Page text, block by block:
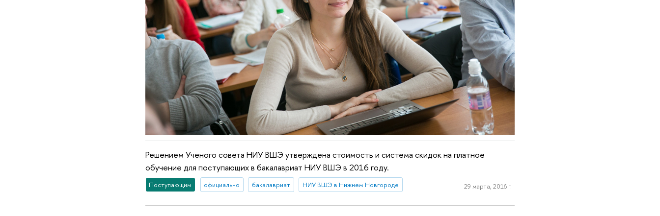
Решением Ученого совета НИУ ВШЭ утверждена стоимость и система скидок на платное
обучение для поступающих в бакалавриат НИУ ВШЭ в 2016 году.
Поступающим официально бакалавриат НИУ ВШЭ в Нижнем Новгороде 29 марта, 2016 г.